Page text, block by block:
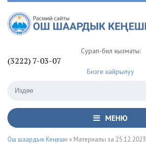
Сурап-билүү кызматы:
(3222) 7-03-07
Бизге кайрылуу
МЕНЮ
Ош шаардык Кеңеши » Материалы за 25.12.2023